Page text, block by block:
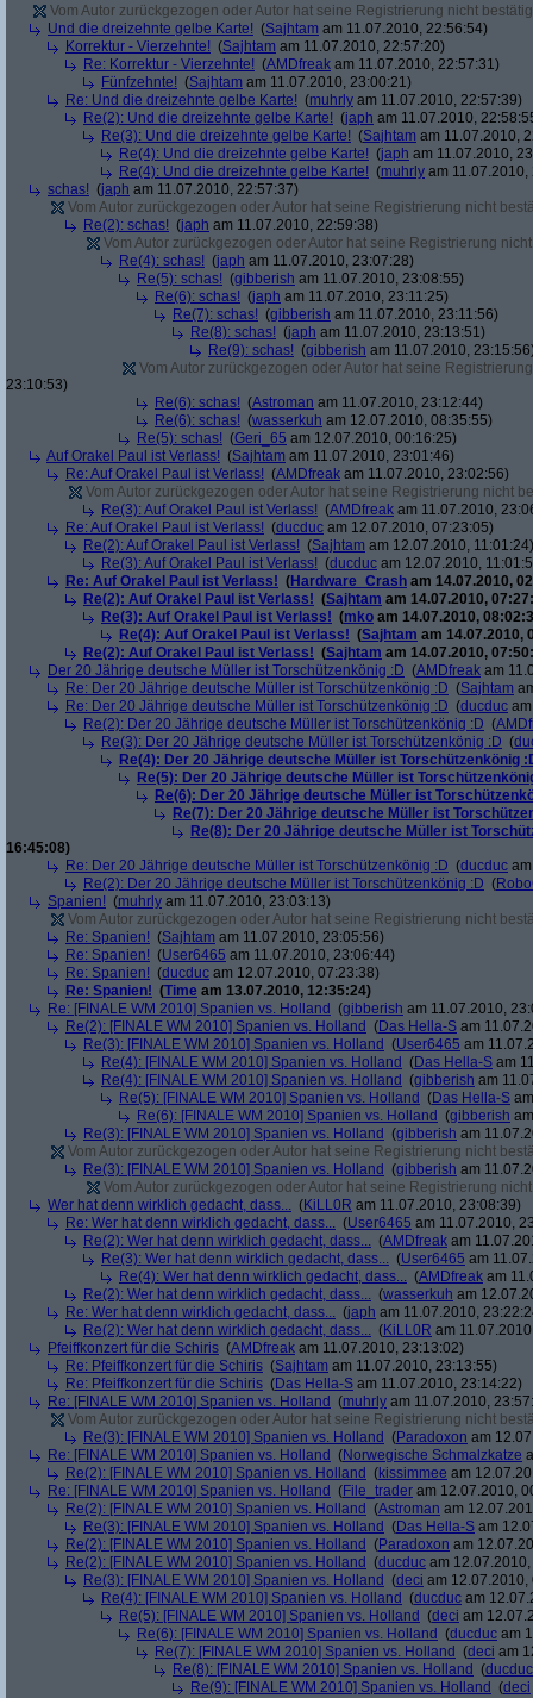
Vom Autor zurückgezogen oder Autor hat seine Registrierung nicht
Und die dreizehnte gelbe Karte! (Sajhtam am 11.07.2010, 22:56:54)
Korrektur - Vierzehnte! (Sajhtam am 11.07.2010, 22:57:20)
Re: Korrektur - Vierzehnte! (AMDfreak am 11.07.2010, 22:57:31)
Fünfzehnte! (Sajhtam am 11.07.2010, 23:00:21)
Re: Und die dreizehnte gelbe Karte! (muhrly am 11.07.2010, 22:57:39)
Re(2): Und die dreizehnte gelbe Karte! (japh am 11.07.2010,
Re(3): Und die dreizehnte gelbe Karte! (Sajhtam am 11.07.2010,
Re(4): Und die dreizehnte gelbe Karte! (japh am 11.07.2010,
Re(4): Und die dreizehnte gelbe Karte! (muhrly am 11.07.2010,
schas! (japh am 11.07.2010, 22:57:37)
Vom Autor zurückgezogen oder Autor hat seine Registrierung nicht
Re(2): schas! (japh am 11.07.2010, 22:59:38)
Vom Autor zurückgezogen oder Autor hat seine Registrierung
Re(4): schas! (japh am 11.07.2010, 23:07:28)
Re(5): schas! (gibberish am 11.07.2010, 23:08:55)
Re(6): schas! (japh am 11.07.2010, 23:11:25)
Re(7): schas! (gibberish am 11.07.2010, 23:11:56)
Re(8): schas! (japh am 11.07.2010, 23:13:51)
Re(9): schas! (gibberish am 11.07.2010,
Vom Autor zurückgezogen oder Autor hat seine
23:10:53)
Re(6): schas! (Astroman am 11.07.2010, 23:12:44)
Re(6): schas! (wasserkuh am 12.07.2010, 08:35:55)
Re(5): schas! (Geri_65 am 12.07.2010, 00:16:25)
Auf Orakel Paul ist Verlass! (Sajhtam am 11.07.2010, 23:01:46)
Re: Auf Orakel Paul ist Verlass! (AMDfreak am 11.07.2010, 23:02:56)
Vom Autor zurückgezogen oder Autor hat seine Registrierung nicht
Re(3): Auf Orakel Paul ist Verlass! (AMDfreak am 11.07.2010,
Re: Auf Orakel Paul ist Verlass! (ducduc am 12.07.2010, 07:23:05)
Re(2): Auf Orakel Paul ist Verlass! (Sajhtam am 12.07.2010, 11:01:24)
Re(3): Auf Orakel Paul ist Verlass! (ducduc am 12.07.2010,
Re: Auf Orakel Paul ist Verlass! (Hardware_Crash am 14.07.2010,
Re(2): Auf Orakel Paul ist Verlass! (Sajhtam am 14.07.2010,
Re(3): Auf Orakel Paul ist Verlass! (mko am 14.07.2010,
Re(4): Auf Orakel Paul ist Verlass! (Sajhtam am 14.07.2010,
Re(2): Auf Orakel Paul ist Verlass! (Sajhtam am 14.07.2010,
Der 20 Jährige deutsche Müller ist Torschützenkönig :D (AMDfreak am
Re: Der 20 Jährige deutsche Müller ist Torschützenkönig :D (Sajhtam
Re: Der 20 Jährige deutsche Müller ist Torschützenkönig :D (ducduc
Re(2): Der 20 Jährige deutsche Müller ist Torschützenkönig :D (
Re(3): Der 20 Jährige deutsche Müller ist Torschützenkönig :D (
Re(4): Der 20 Jährige deutsche Müller ist Torschützenkönig
Re(5): Der 20 Jährige deutsche Müller ist
Re(6): Der 20 Jährige deutsche Müller ist
Re(7): Der 20 Jährige deutsche Müller ist
Re(8): Der 20 Jährige deutsche Müller ist
16:45:08)
Re: Der 20 Jährige deutsche Müller ist Torschützenkönig :D (ducduc
Re(2): Der 20 Jährige deutsche Müller ist Torschützenkönig :D (
Spanien! (muhrly am 11.07.2010, 23:03:13)
Vom Autor zurückgezogen oder Autor hat seine Registrierung nicht
Re: Spanien! (Sajhtam am 11.07.2010, 23:05:56)
Re: Spanien! (User6465 am 11.07.2010, 23:06:44)
Re: Spanien! (ducduc am 12.07.2010, 07:23:38)
Re: Spanien! (Time am 13.07.2010, 12:35:24)
Re: [FINALE WM 2010] Spanien vs. Holland (gibberish am 11.07.2010,
Re(2): [FINALE WM 2010] Spanien vs. Holland (Das Hella-S am
Re(3): [FINALE WM 2010] Spanien vs. Holland (User6465 am
Re(4): [FINALE WM 2010] Spanien vs. Holland (Das Hella-S am
Re(4): [FINALE WM 2010] Spanien vs. Holland (gibberish am
Re(5): [FINALE WM 2010] Spanien vs. Holland (Das Hella-S
Re(6): [FINALE WM 2010] Spanien vs. Holland (gibberish
Re(3): [FINALE WM 2010] Spanien vs. Holland (gibberish am
Vom Autor zurückgezogen oder Autor hat seine Registrierung nicht
Re(3): [FINALE WM 2010] Spanien vs. Holland (gibberish am
Vom Autor zurückgezogen oder Autor hat seine Registrierung
Wer hat denn wirklich gedacht, dass... (KiLL0R am 11.07.2010, 23:08:39)
Re: Wer hat denn wirklich gedacht, dass... (User6465 am 11.07.2010,
Re(2): Wer hat denn wirklich gedacht, dass... (AMDfreak am
Re(3): Wer hat denn wirklich gedacht, dass... (User6465 am
Re(4): Wer hat denn wirklich gedacht, dass... (AMDfreak am
Re(2): Wer hat denn wirklich gedacht, dass... (wasserkuh am
Re: Wer hat denn wirklich gedacht, dass... (japh am 11.07.2010,
Re(2): Wer hat denn wirklich gedacht, dass... (KiLL0R am
Pfeiffkonzert für die Schiris (AMDfreak am 11.07.2010, 23:13:02)
Re: Pfeiffkonzert für die Schiris (Sajhtam am 11.07.2010, 23:13:55)
Re: Pfeiffkonzert für die Schiris (Das Hella-S am 11.07.2010, 23:14:22)
Re: [FINALE WM 2010] Spanien vs. Holland (muhrly am 11.07.2010,
Vom Autor zurückgezogen oder Autor hat seine Registrierung nicht
Re(3): [FINALE WM 2010] Spanien vs. Holland (Paradoxon am
Re: [FINALE WM 2010] Spanien vs. Holland (Norwegische Schmalzkatze
Re(2): [FINALE WM 2010] Spanien vs. Holland (kissimmee am
Re: [FINALE WM 2010] Spanien vs. Holland (File_trader am 12.07.2010,
Re(2): [FINALE WM 2010] Spanien vs. Holland (Astroman am
Re(3): [FINALE WM 2010] Spanien vs. Holland (Das Hella-S am
Re(2): [FINALE WM 2010] Spanien vs. Holland (Paradoxon am
Re(2): [FINALE WM 2010] Spanien vs. Holland (ducduc am
Re(3): [FINALE WM 2010] Spanien vs. Holland (deci am 12.07.2010,
Re(4): [FINALE WM 2010] Spanien vs. Holland (ducduc am
Re(5): [FINALE WM 2010] Spanien vs. Holland (deci am
Re(6): [FINALE WM 2010] Spanien vs. Holland (ducduc am
Re(7): [FINALE WM 2010] Spanien vs. Holland (deci am
Re(8): [FINALE WM 2010] Spanien vs. Holland (ducduc
Re(9): [FINALE WM 2010] Spanien vs. Holland (deci